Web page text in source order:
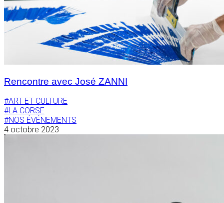
Rencontre avec José ZANNI
#ART ET CULTURE
#LA CORSE
#NOS ÉVÉNEMENTS
4 octobre 2023